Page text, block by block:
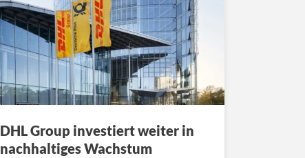
DHL Group investiert weiter in
nachhaltiges Wachstum